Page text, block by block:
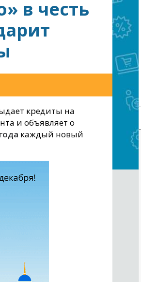
в честь
кредиты на
и объявляет о
каждый новый